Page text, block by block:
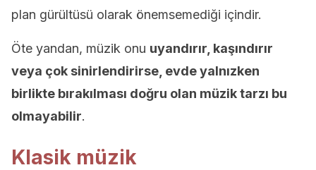
plan gürültüsü olarak önemsemediği içindir.
Öte yandan, müzik onu uyandırır, kaşındırır
veya çok sinirlendirirse, evde yalnızken
birlikte bırakılması doğru olan müzik tarzı bu
olmayabilir.
Klasik müzik